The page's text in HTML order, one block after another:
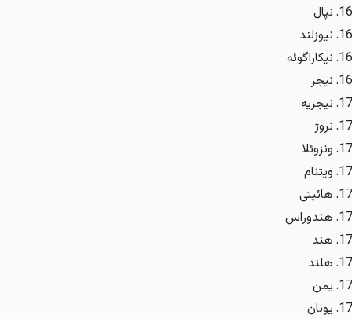
نپال
نیوزلند
نیکاراگوئه
نیجر
نیجریه
نروژ
ونزوئلا
ویتنام
هائیتی
هندوراس
هند
هلند
یمن
یونان